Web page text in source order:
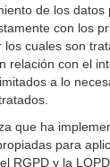
de los datos
con los
cuales son
relación con el
a lo
que ha
para
RGPD y la